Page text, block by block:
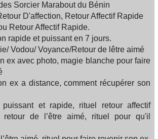
Sorcier Marabout du Bénin
D'affection, Retour Affectif Rapide
Retour Affectif Rapide.
rapide et puissant en 7 jours.
Vodou/ Voyance/Retour de lêtre aimé
ex avec photo, magie blanche pour faire
ex a distance, comment récupérer son
et rapide, rituel retour affectif
de l’être aimé, rituel pour qu'il